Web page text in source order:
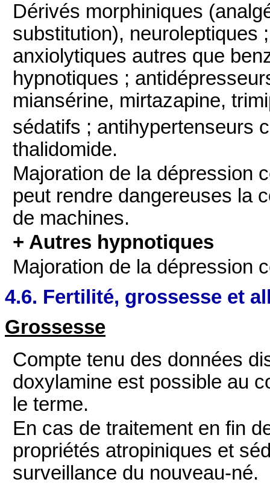
Dérivés morphiniques
substitution), neuroleptiques
anxiolytiques autres que
hypnotiques ;
miansérine, mirtazapine,
sédatifs ; antihypertenseurs
thalidomide.
Majoration de la dépression
peut rendre dangereuses la
de machines.
+ Autres hypnotiques
Majoration de la dépression
4.6. Fertilité, grossesse et
Grossesse
Compte tenu des données
doxylamine est possible au
le terme.
En cas de traitement en fin
propriétés atropiniques et
surveillance du nouveau-né.